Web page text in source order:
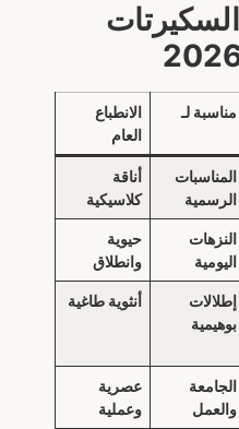
مناسبة لـ
الانطباع
العام
المناسبات
الرسمية
أناقة
كلاسيكية
النزهات
اليومية
حيوية
وانطلاق
إطلالات
بوهيمية
أنثوية طاغية
الجامعة
والعمل
عصرية
وعملية